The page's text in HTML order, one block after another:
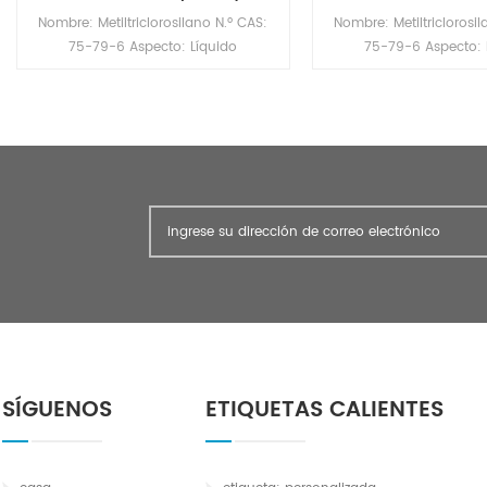
Nombre: Metiltriclorosilano N.º CAS:
75-79-6 Aspecto: Líquido
1,28 Punto de inflamación: -9 ℃ (taza
Nombre:
75-79-6 Aspecto:
1,28 Punto de
SÍGUENOS ETIQUETAS CALIENTES